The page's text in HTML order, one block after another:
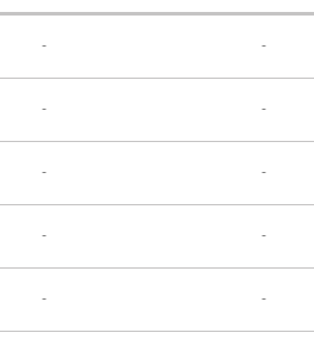
-
-
-
-
-
-
-
-
-
-